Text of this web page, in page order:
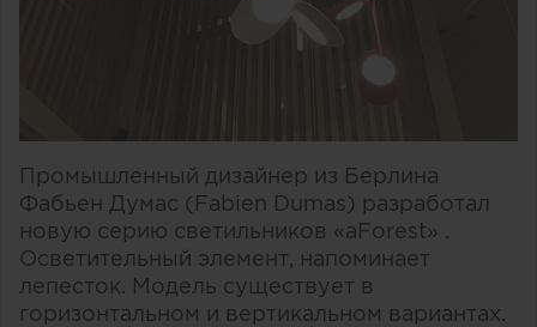
Промышленный дизайнер из Берлина
Фабьен Думас (Fabien Dumas) разработал
новую серию светильников «aForest» .
Осветительный элемент, напоминает
лепесток. Модель существует в
горизонтальном и вертикальном вариантах.